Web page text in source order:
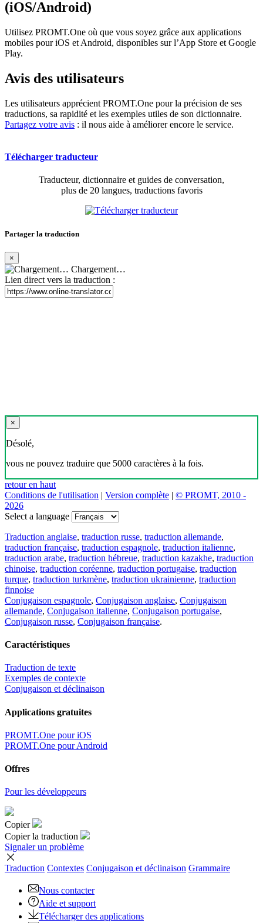
(iOS/Android)
Utilisez PROMT.One où que vous soyez grâce aux applications
mobiles pour iOS et Android, disponibles sur l’App Store et Google
Play.
Avis des utilisateurs
Les utilisateurs apprécient PROMT.One pour la précision de ses
traductions, sa rapidité et les exemples utiles de son dictionnaire.
Partagez votre avis : il nous aide à améliorer encore le service.
Télécharger traducteur
Traducteur, dictionnaire et guides de conversation,
plus de 20 langues, traductions favoris
Partager la traduction
×
Chargement…
Lien direct vers la traduction :
×
Désolé,
vous ne pouvez traduire que 5000 caractères à la fois.
retour en haut
Conditions de l'utilisation | Version complète | © PROMT, 2010 -
2026
Select a language
Traduction anglaise, traduction russe, traduction allemande,
traduction française, traduction espagnole, traduction italienne,
traduction arabe, traduction hébreue, traduction kazakhe, traduction
chinoise, traduction coréenne, traduction portugaise, traduction
turque, traduction turkmène, traduction ukrainienne, traduction
finnoise
Conjugaison espagnole, Conjugaison anglaise, Conjugaison
allemande, Conjugaison italienne, Conjugaison portugaise,
Conjugaison russe, Conjugaison française.
Caractéristiques
Traduction de texte
Exemples de contexte
Conjugaison et déclinaison
Applications gratuites
PROMT.One pour iOS
PROMT.One pour Android
Offres
Pour les développeurs
Copier
Copier la traduction
Signaler un problème
Traduction Contextes Conjugaison et déclinaison Grammaire
Nous contacter
Aide et support
Télécharger des applications